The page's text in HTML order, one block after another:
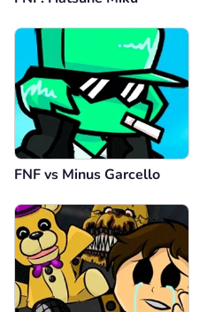
FNF vs Minus Garcello